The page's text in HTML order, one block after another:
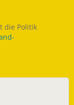
die Politik